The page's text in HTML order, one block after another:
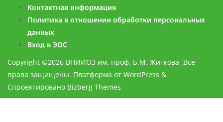
Контактная информация
Политика в отношении обработки персональных
данных
Вход в ЭОС
Copyright ©2026 ВНИИОЗ им. проф. Б.М. Житкова .Все
права защищены. Платформа от WordPress &
Спроектировано Bizberg Themes